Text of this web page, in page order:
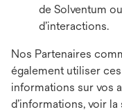
de Solventum
d’interactions.
Nos Partenaires
également utiliser
informations sur vos
d’informations, voir